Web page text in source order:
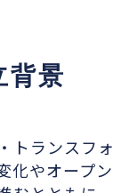
背景
トランスフ
化やオープ